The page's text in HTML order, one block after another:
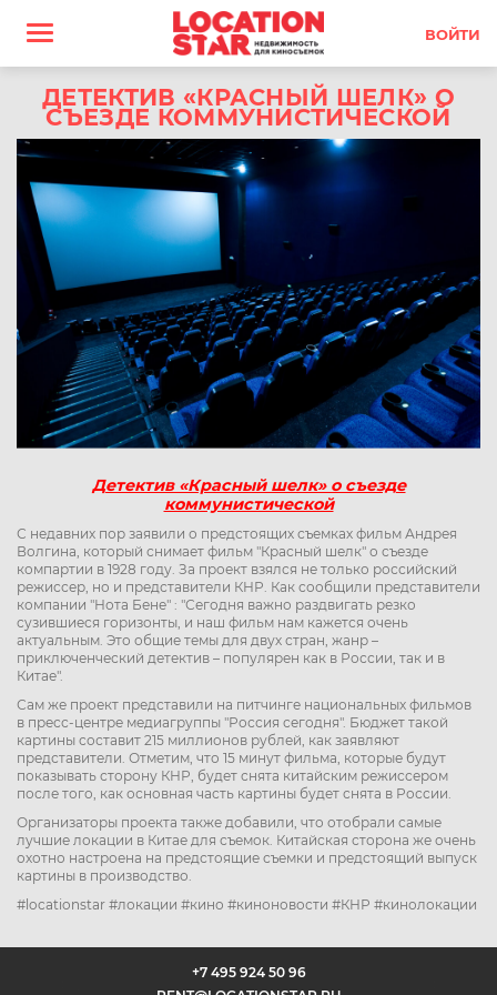
ВОЙТИ
ДЕТЕКТИВ «КРАСНЫЙ ШЕЛК» О
СЪЕЗДЕ КОММУНИСТИЧЕСКОЙ
Детектив «Красный шелк» о съезде
коммунистической
С недавних пор заявили о предстоящих съемках фильм Андрея
Волгина, который снимает фильм "Красный шелк" о съезде
компартии в 1928 году. За проект взялся не только российский
режиссер, но и представители КНР. Как сообщили представители
компании "Нота Бене" : "Сегодня важно раздвигать резко
сузившиеся горизонты, и наш фильм нам кажется очень
актуальным. Это общие темы для двух стран, жанр –
приключенческий детектив – популярен как в России, так и в
Китае".
Сам же проект представили на питчинге национальных фильмов
в пресс-центре медиагруппы "Россия сегодня". Бюджет такой
картины составит 215 миллионов рублей, как заявляют
представители. Отметим, что 15 минут фильма, которые будут
показывать сторону КНР, будет снята китайским режиссером
после того, как основная часть картины будет снята в России.
Организаторы проекта также добавили, что отобрали самые
лучшие локации в Китае для съемок. Китайская сторона же очень
охотно настроена на предстоящие съемки и предстоящий выпуск
картины в производство.
#locationstar #локации #кино #киноновости #КНР #кинолокации
+7 495 924 50 96